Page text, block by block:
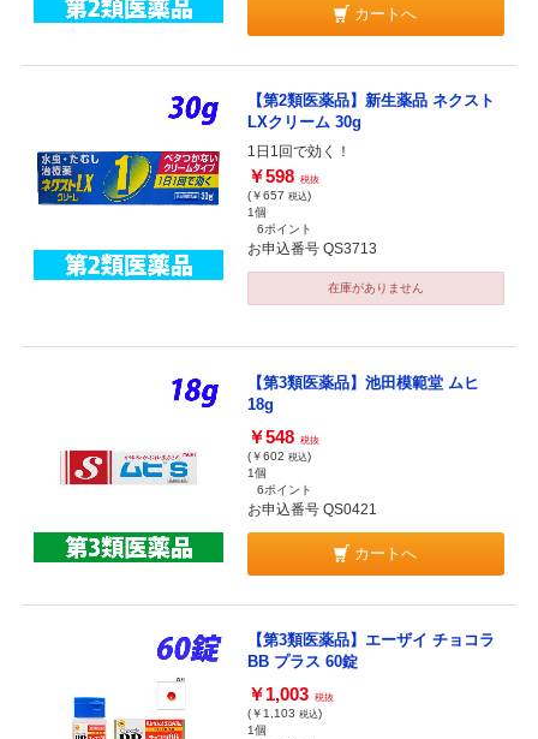
カートへ
【第2類医薬品】新生薬品 ネクスト
LXクリーム 30g
1日1回で効く！
￥598 税抜
(￥657 税込)
1個
6ポイント
お申込番号 QS3713
在庫がありません
【第3類医薬品】池田模範堂 ムヒ
18g
￥548 税抜
(￥602 税込)
1個
6ポイント
お申込番号 QS0421
カートへ
【第3類医薬品】エーザイ チョコラ
BB プラス 60錠
￥1,003 税抜
(￥1,103 税込)
1個